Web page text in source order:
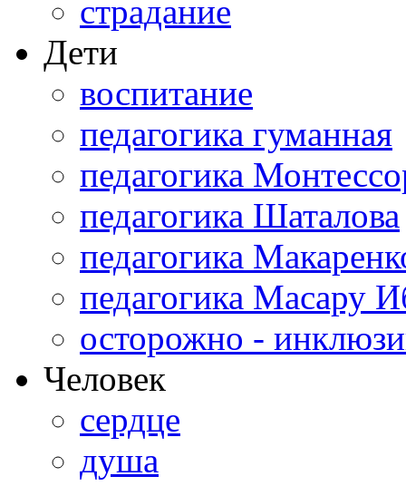
страдание
Дети
воспитание
педагогика гуманная
педагогика
педагогика Шаталова
педагогика
педагогика Масару
осторожно -
Человек
сердце
душа